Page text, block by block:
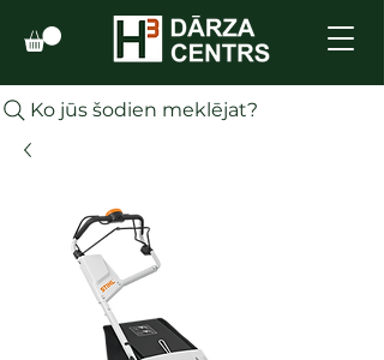
Ko jūs šodien meklējat?